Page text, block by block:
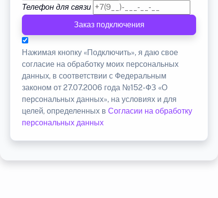
Телефон для связи
Заказ подключения
Нажимая кнопку «Подключить», я даю свое
согласие на обработку моих персональных
данных, в соответствии с Федеральным
законом от 27.07.2006 года №152-ФЗ «О
персональных данных», на условиях и для
целей, определенных в Согласии на обработку
персональных данных